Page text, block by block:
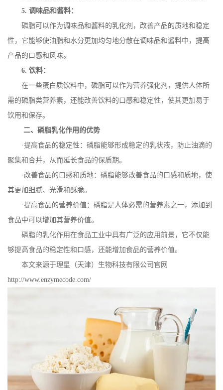
5.调味品和酱料：
磷脂可以作为调味品和酱料的乳化剂，改善产品的质地和稳定
性，它能够使油脂和水分更加均匀地分散在调味品和酱料中，提高
产品的口感和风味。
6.饮料：
在一些蛋白质饮料中，磷脂可以作为营养强化剂，提供人体所
需的磷脂类营养素，还能改善饮料的口感和稳定性，使其更加易于
饮用和保存。
二、磷脂乳化作用的优势
·提高食品的稳定性：磷脂能够形成稳定的乳状液，防止油滴的
聚集和合并，从而延长食品的保质期。
·改善食品的口感和质地：磷脂能够改善食品的口感和质地，使
其更加细腻、光滑和酥脆。
·提高食品的营养价值：磷脂是人体必需的营养素之一，添加到
食品中可以增加其营养价值。
磷脂的乳化作用在食品工业中具有广泛的应用前景，它不仅能
够提高食品的稳定性和口感，还能增加食品的营养价值。
本文来源于理星（天津）生物科技有限公司官网
http://www.enzymecode.com/